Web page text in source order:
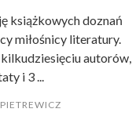
książkowych doznań
miłośnicy literatury.
autorów,
i 3 ...